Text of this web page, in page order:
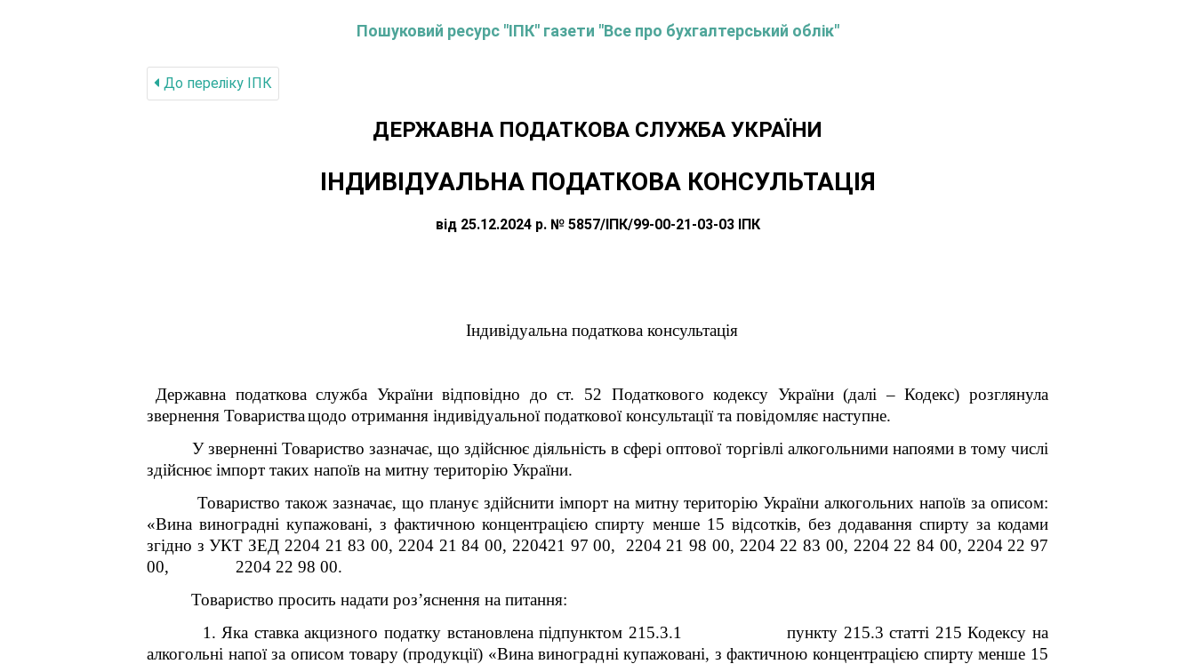
Пошуковий ресурс "ІПК" газети "Все про бухгалтерський облік"
До переліку IПК
ДЕРЖАВНА ПОДАТКОВА СЛУЖБА УКРАЇНИ
ІНДИВІДУАЛЬНА ПОДАТКОВА КОНСУЛЬТАЦІЯ
від 25.12.2024 р. № 5857/ІПК/99-00-21-03-03 ІПК
Індивідуальна податкова консультація
Державна податкова служба України відповідно до ст. 52 Податкового кодексу України (далі – Кодекс) розглянула
звернення Товаристващодо отримання індивідуальної податкової консультації та повідомляє наступне.
У зверненні Товариство зазначає, що здійснює діяльність в сфері оптової торгівлі алкогольними напоями в тому числі
здійснює імпорт таких напоїв на митну територію України.
Товариство також зазначає, що планує здійснити імпорт на митну територію України алкогольних напоїв за описом:
«Вина виноградні купажовані, з фактичною концентрацією спирту менше 15 відсотків, без додавання спирту за кодами
згідно з УКТ ЗЕД 2204 21 83 00, 2204 21 84 00, 220421 97 00, 2204 21 98 00, 2204 22 83 00, 2204 22 84 00, 2204 22 97
00, 2204 22 98 00.
Товариство просить надати роз’яснення на питання:
1. Яка ставка акцизного податку встановленапідпунктом 215.3.1 пункту 215.3 статті 215 Кодексу на
алкогольні напої за описом товару (продукції) «Вина виноградні купажовані, з фактичною концентрацією спирту менше 15